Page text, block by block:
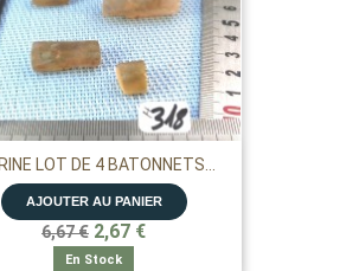
LOT DE 4 BATONNETS...
AJOUTER AU PANIER
6,67 € 2,67 €
En Stock